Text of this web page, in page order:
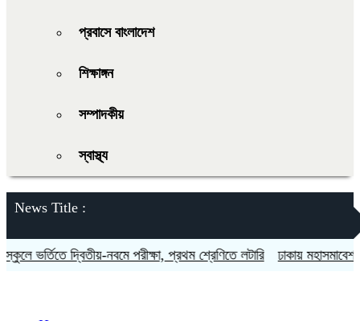
প্রবাসে বাংলাদেশ
শিক্ষাঙ্গন
সম্পাদকীয়
স্বাস্থ্য
News Title :
ভর্তিতে দ্বিতীয়-নবমে পরীক্ষা, প্রথম শ্রেণিতে লটারি ঢাকায় মহাসমাবেশসহ